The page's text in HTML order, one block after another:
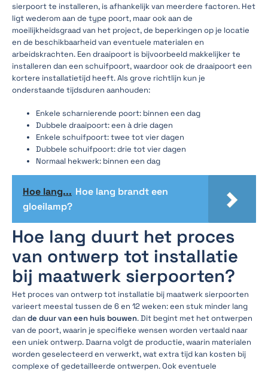
sierpoort te installeren, is afhankelijk van meerdere factoren. Het
ligt wederom aan de type poort, maar ook aan de
moeilijkheidsgraad van het project, de beperkingen op je locatie
en de beschikbaarheid van eventuele materialen en
arbeidskrachten. Een draaipoort is bijvoorbeeld makkelijker te
installeren dan een schuifpoort, waardoor ook de draaipoort een
kortere installatietijd heeft. Als grove richtlijn kun je
onderstaande tijdsduren aanhouden:
Enkele scharnierende poort: binnen een dag
Dubbele draaipoort: een à drie dagen
Enkele schuifpoort: twee tot vier dagen
Dubbele schuifpoort: drie tot vier dagen
Normaal hekwerk: binnen een dag
Hoe lang... Hoe lang brandt een
gloeilamp?
Hoe lang duurt het proces
van ontwerp tot installatie
bij maatwerk sierpoorten?
Het proces van ontwerp tot installatie bij maatwerk sierpoorten
varieert meestal tussen de 6 en 12 weken: een stuk minder lang
dan de duur van een huis bouwen. Dit begint met het ontwerpen
van de poort, waarin je specifieke wensen worden vertaald naar
een uniek ontwerp. Daarna volgt de productie, waarin materialen
worden geselecteerd en verwerkt, wat extra tijd kan kosten bij
complexe of gedetailleerde ontwerpen. Ook eventuele